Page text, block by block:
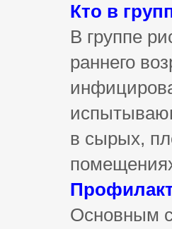
Кто в
В группе
раннего
в сырых,
Основным